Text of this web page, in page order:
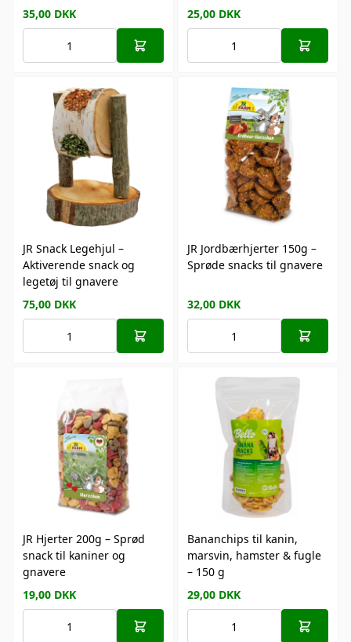
35,00 DKK
25,00 DKK
JR Snack Legehjul –
Aktiverende snack og
legetøj til gnavere
75,00 DKK
JR Jordbærhjerter 150g –
Sprøde snacks til gnavere
32,00 DKK
JR Hjerter 200g – Sprød
snack til kaniner og
gnavere
19,00 DKK
Bananchips til kanin,
marsvin, hamster & fugle
– 150 g
29,00 DKK